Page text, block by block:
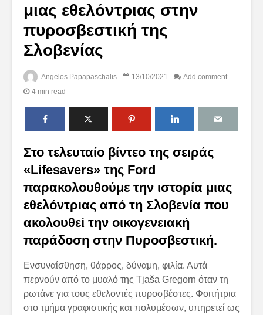
μιας εθελόντριας στην
πυροσβεστική της
Σλοβενίας
Angelos Papapaschalis 13/10/2021
Add comment
4 min read
Στο τελευταίο βίντεο της σειράς
«Lifesavers» της Ford
παρακολουθούμε την ιστορία μιας
εθελόντριας από τη Σλοβενία που
ακολουθεί την οικογενειακή
παράδοση στην Πυροσβεστική.
Ενσυναίσθηση, θάρρος, δύναμη, φιλία. Αυτά
περνούν από το μυαλό της Tjaša Gregorn όταν τη
ρωτάνε για τους εθελοντές πυροσβέστες. Φοιτήτρια
στο τμήμα γραφιστικής και πολυμέσων, υπηρετεί ως